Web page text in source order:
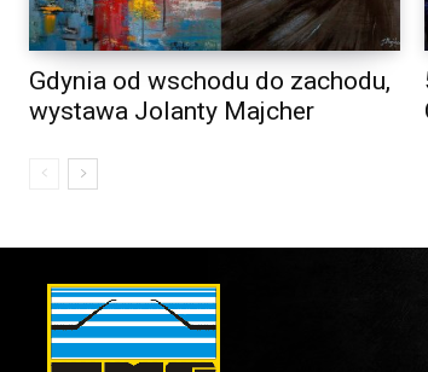
Gdynia od wschodu do zachodu,
wystawa Jolanty Majcher